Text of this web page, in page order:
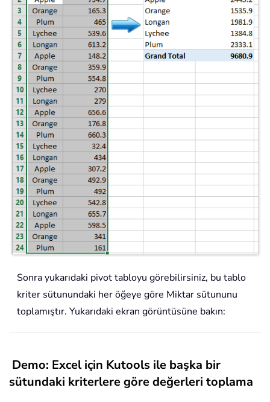
Sonra yukarıdaki pivot tabloyu görebilirsiniz, bu tablo
kriter sütunundaki her öğeye göre Miktar sütununu
toplamıştır. Yukarıdaki ekran görüntüsüne bakın:
Demo: Excel için Kutools ile başka bir
sütundaki kriterlere göre değerleri toplama